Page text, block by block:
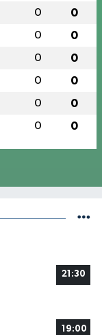
0 0
0 0
0 0
0 0
0 0
0 0
21:30
19:00